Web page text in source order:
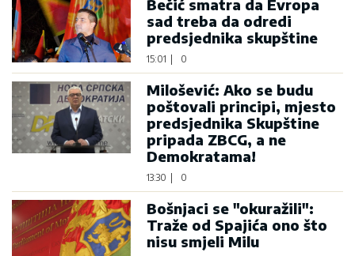
Bečić smatra da Evropa
sad treba da odredi
predsjednika skupštine
15:01 0
Milošević: Ako se budu
poštovali principi, mjesto
predsjednika Skupštine
pripada ZBCG, a ne
Demokratama!
13:30 0
Bošnjaci se "okuražili":
Traže od Spajića ono što
nisu smjeli Milu